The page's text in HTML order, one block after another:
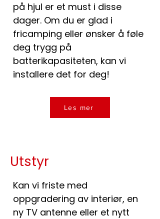
på hjul er et must i disse
dager. Om du er glad i
fricamping eller ønsker å føle
deg trygg på
batterikapasiteten, kan vi
installere det for deg!
Les mer
Utstyr
Kan vi friste med
oppgradering av interiør, en
ny TV antenne eller et nytt